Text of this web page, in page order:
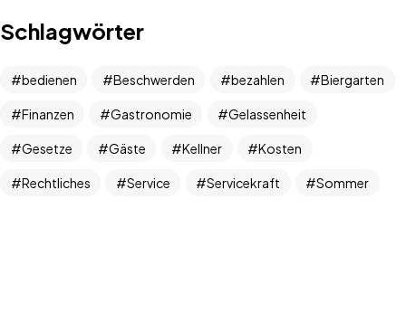
Schlagwörter
bedienen Beschwerden bezahlen Biergarten
Finanzen Gastronomie Gelassenheit
Gesetze Gäste Kellner Kosten
Rechtliches Service Servicekraft Sommer